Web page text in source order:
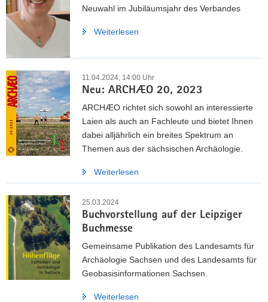
Neuwahl im Jubiläumsjahr des Verbandes
Weiterlesen
11.04.2024, 14:00 Uhr
Neu: ARCHÆO 20, 2023
ARCHÆO richtet sich sowohl an interessierte
Laien als auch an Fachleute und bietet Ihnen
dabei alljährlich ein breites Spektrum an
Themen aus der sächsischen Archäologie.
Weiterlesen
25.03.2024
Buchvorstellung auf der Leipziger
Buchmesse
Gemeinsame Publikation des Landesamts für
Archäologie Sachsen und des Landesamts für
Geobasisinformationen Sachsen.
Weiterlesen